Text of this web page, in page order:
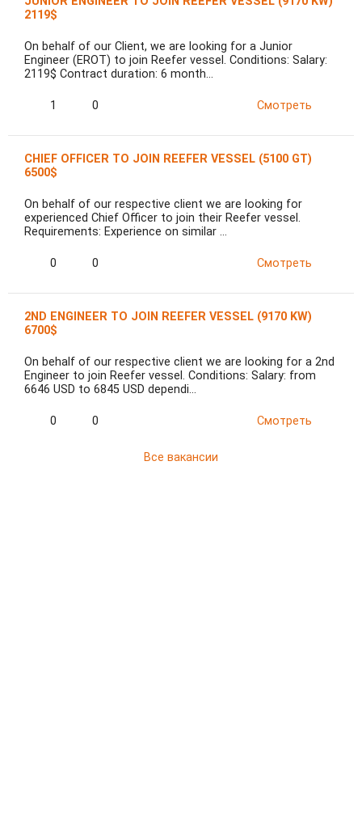
2119$
On behalf of our Client, we are looking for a Junior
Engineer (EROT) to join Reefer vessel. Conditions: Salary:
2119$ Contract duration: 6 month…
1 0 Смотреть
CHIEF OFFICER TO JOIN REEFER VESSEL (5100 GT)
6500$
On behalf of our respective client we are looking for
experienced Chief Officer to join their Reefer vessel.
Requirements: Experience on similar …
0 0 Смотреть
2ND ENGINEER TO JOIN REEFER VESSEL (9170 KW)
6700$
On behalf of our respective client we are looking for a 2nd
Engineer to join Reefer vessel. Conditions: Salary: from
6646 USD to 6845 USD dependi…
0 0 Смотреть
Все вакансии